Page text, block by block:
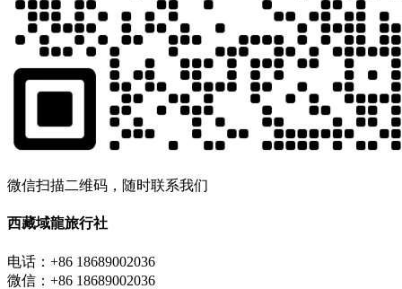
微信扫描二维码，随时联系我们
西藏域龍旅行社
电话：+86 18689002036
微信：+86 18689002036